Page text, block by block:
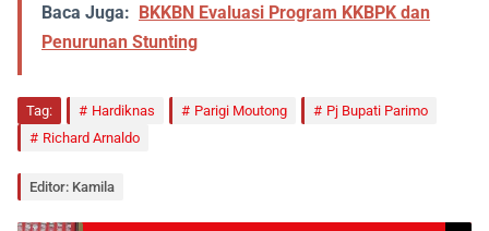
Baca Juga: BKKBN Evaluasi Program KKBPK dan
Penurunan Stunting
Tag: Hardiknas Parigi Moutong
Pj Bupati Parimo
Richard Arnaldo
Editor: Kamila